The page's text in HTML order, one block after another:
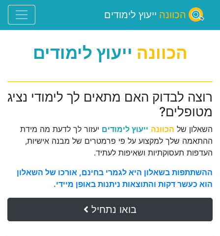
הכוונה ייעוץ לימודים
הכוונה ייעוץ לימודים
רוצה לבדוק האם מתאים לך לימודי נציג
מטופלים?
השאלון של הכוונה ייעוץ לימודים יעזור לך לדעת מה מידת
ההתאמה שלך למקצוע על פי פרמטרים של מבנה אישיות,
העדפות תעסוקתיות ושאיפות לעתיד.
ההשתתפות בשאלון היא לגמרי בחינם, אורכו של השאלון
הוא כעשר דקות והתוצאות ניתנות באופן מיידי.
בואו נתחיל